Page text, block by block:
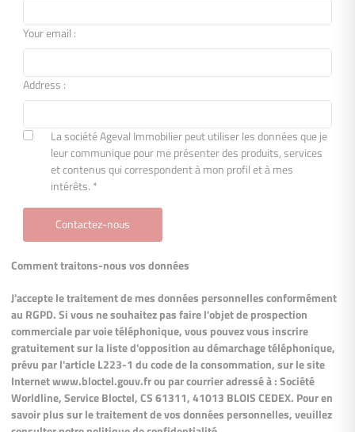
Your email :
Address :
La société Ageval Immobilier peut utiliser les données que je
leur communique pour me présenter des produits, services
et contenus qui correspondent à mon profil et à mes
intérêts. *
Contactez-nous
Comment traitons-nous vos données
J'accepte le traitement de mes données personnelles conformément
au RGPD. Si vous ne souhaitez pas faire l'objet de prospection
commerciale par voie téléphonique, vous pouvez vous inscrire
gratuitement sur la liste d'opposition au démarchage téléphonique,
prévu par l'article L223-1 du code de la consommation, sur le site
Internetwww.bloctel.gouv.frou par courrier adressé à : Société
Worldline, Service Bloctel, CS 61311, 41013 BLOIS CEDEX. Pour en
savoir plus sur le traitement de vos données personnelles, veuillez